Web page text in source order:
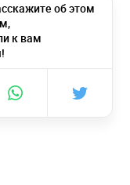
об этом
к вам